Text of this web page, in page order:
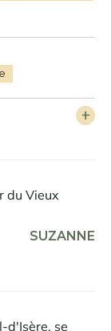
du Vieux
SUZANNE
d'Isère, se